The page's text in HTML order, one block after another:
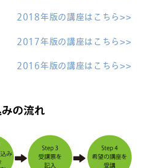
2018年版の講座はこちら>>
2017年版の講座はこちら>>
2016年版の講座はこちら>>